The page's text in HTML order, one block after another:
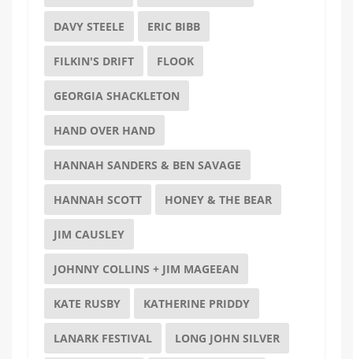
DAVY STEELE ERIC BIBB
FILKIN'S DRIFT FLOOK
GEORGIA SHACKLETON
HAND OVER HAND
HANNAH SANDERS & BEN SAVAGE
HANNAH SCOTT HONEY & THE BEAR
JIM CAUSLEY
JOHNNY COLLINS + JIM MAGEEAN
KATE RUSBY KATHERINE PRIDDY
LANARK FESTIVAL LONG JOHN SILVER